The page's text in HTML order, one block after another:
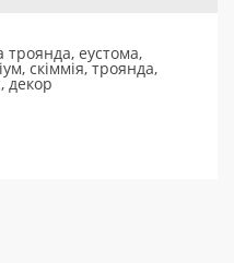
троянда, еустома,
скіммія, троянда,
декор